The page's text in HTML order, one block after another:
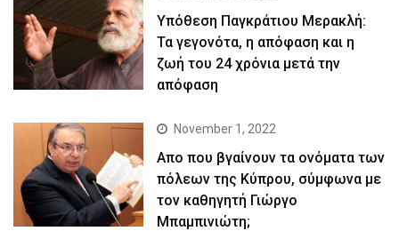
Yπόθεση Παγκράτιου Μερακλή:
Τα γεγονότα, η απόφαση και η
ζωή του 24 χρόνια μετά την
απόφαση
November 1, 2022
Απο που βγαίνουν τα ονόματα των
πόλεων της Κύπρου, σύμφωνα με
τον καθηγητή Γιώργο
Μπαμπινιώτη;